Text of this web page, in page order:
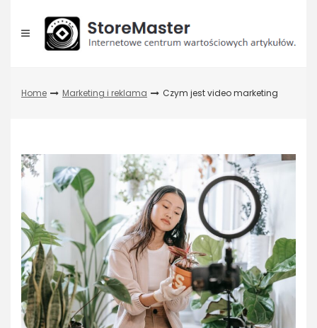
content
Home Marketing i reklama Czym jest video marketing